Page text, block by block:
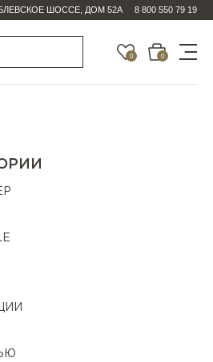
ШОССЕ, ДОМ 52А 8 800 550 79 19
0 0